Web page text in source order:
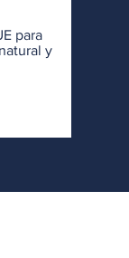
para
y